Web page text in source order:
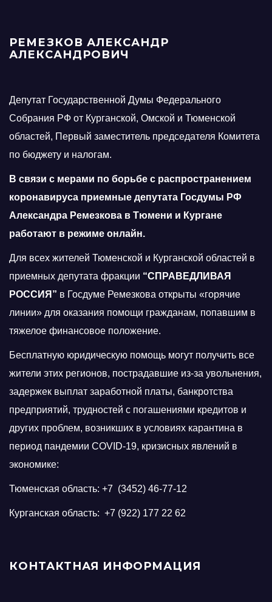
РЕМЕЗКОВ АЛЕКСАНДР
АЛЕКСАНДРОВИЧ
Депутат Государственной Думы Федерального
Собрания РФ от Курганской, Омской и Тюменской
областей, Первый заместитель председателя Комитета
по бюджету и налогам.
В связи с мерами по борьбе с распространением
коронавируса приемные депутата Госдумы РФ
Александра Ремезкова в Тюмени и Кургане
работают в режиме онлайн.
Для всех жителей Тюменской и Курганской областей в
приемных депутата фракции “СПРАВЕДЛИВАЯ
РОССИЯ” в Госдуме Ремезкова открыты «горячие
линии» для оказания помощи гражданам, попавшим в
тяжелое финансовое положение.
Бесплатную юридическую помощь могут получить все
жители этих регионов, пострадавшие из-за увольнения,
задержек выплат заработной платы, банкротства
предприятий, трудностей с погашениями кредитов и
других проблем, возникших в условиях карантина в
период пандемии COVID-19, кризисных явлений в
экономике:
Тюменская область: +7 (3452) 46-77-12
Курганская область: +7 (922) 177 22 62
КОНТАКТНАЯ ИНФОРМАЦИЯ